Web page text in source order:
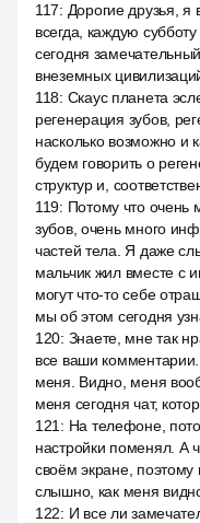
117: Дорогие друзья, я
всегда, каждую
сегодня
внеземных
118: Скаус планета
регенерация зубов,
насколько возможно и
будем говорить о
структур и,
119: Потому что очень
зубов, очень много
частей тела. Я даже
мальчик жил вместе с
могут что-то себе
мы об этом сегодня
120: Знаете, мне так
все ваши
меня. Видно, меня
меня сегодня чат,
121 : На телефоне,
настройки поменял. А
своём экране,
слышно, как меня
122: И все ли